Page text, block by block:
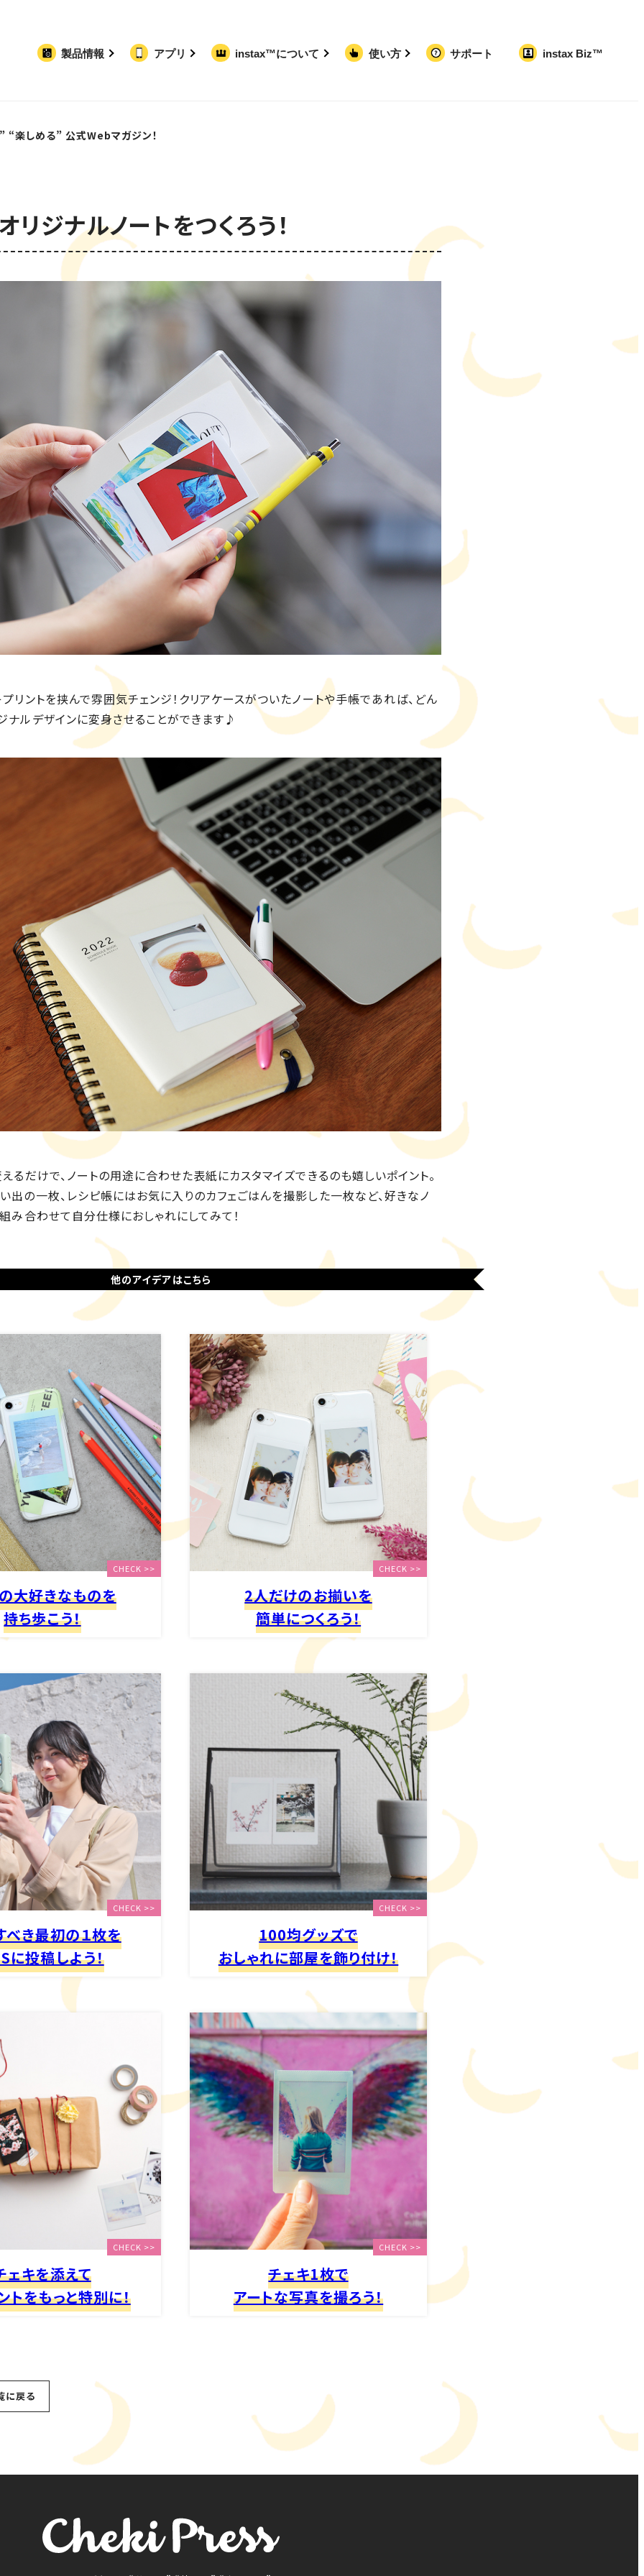
製品情報 アプリ instax™について 使い方 サポート instax Biz™
“楽しめる” 公式Webマガジン！コラム
ジナルノートをつくろう！
リントを挟んで雰囲気チェンジ！クリアケースがついたノートや手帳であれば、どん
ナルデザインに変身させることができます♪
るだけで、ノートの用途に合わせた表紙にカスタマイズできるのも嬉しいポイント。
出の一枚、レシピ帳にはお気に入りのカフェごはんを撮影した一枚など、好きなノ
み合わせて自分仕様におしゃれにしてみて！
他のアイデアはこちら
CHECK >>
大好きなものを
持ち歩こう！
CHECK >>
2人だけのお揃いを
簡単につくろう！
CHECK >>
べき最初の１枚を
に投稿しよう！
CHECK >>
100均グッズで
おしゃれに部屋を飾り付け！
CHECK >>
ェキを添えて
トをもっと特別に！
CHECK >>
チェキ1枚で
アートな写真を撮ろう！
に戻る